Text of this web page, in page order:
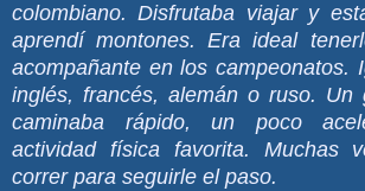
colombiano. Disfrutaba viajar y
aprendí montones. Era ideal
acompañante en los campeonatos.
inglés, francés, alemán o ruso. Un
caminaba rápido, un poco
actividad física favorita. Muchas
correr para seguirle el paso.